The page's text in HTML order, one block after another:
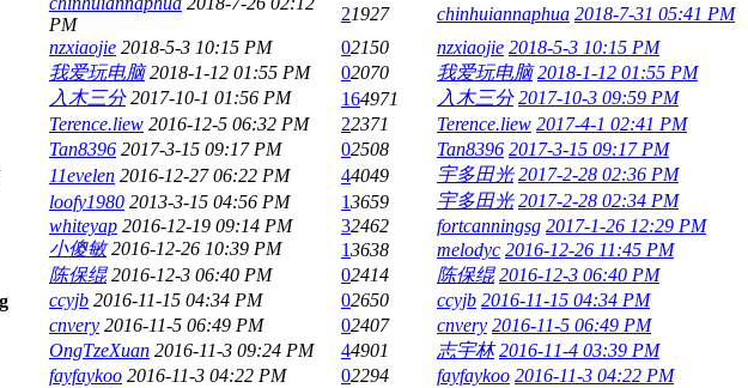
PM
21927 chinhuiannaphua 2018-7-31 05:41 PM
nzxiaojie 2018-5-3 10:15 PM 02150 nzxiaojie 2018-5-3 10:15 PM
我爱玩电脑 2018-1-12 01:55 PM 02070 我爱玩电脑 2018-1-12 01:55 PM
入木三分 2017-10-1 01:56 PM 164971 入木三分 2017-10-3 09:59 PM
Terence.liew 2016-12-5 06:32 PM 22371 Terence.liew 2017-4-1 02:41 PM
Tan8396 2017-3-15 09:17 PM 02508 Tan8396 2017-3-15 09:17 PM
11evelen 2016-12-27 06:22 PM 44049 宇多田光 2017-2-28 02:36 PM
loofy1980 2013-3-15 04:56 PM 13659 宇多田光 2017-2-28 02:34 PM
whiteyap 2016-12-19 09:14 PM 32462 fortcanningsg 2017-1-26 12:29 PM
小傻敏 2016-12-26 10:39 PM 13638 melodyc 2016-12-26 11:45 PM
陈保绲 2016-12-3 06:40 PM 02414 陈保绲 2016-12-3 06:40 PM
ccyjb 2016-11-15 04:34 PM 02650 ccyjb 2016-11-15 04:34 PM
cnvery 2016-11-5 06:49 PM 02407 cnvery 2016-11-5 06:49 PM
OngTzeXuan 2016-11-3 09:24 PM 44901 志宇林 2016-11-4 03:39 PM
fayfaykoo 2016-11-3 04:22 PM 02294 fayfaykoo 2016-11-3 04:22 PM